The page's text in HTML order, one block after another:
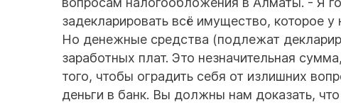
задекларировать всё имущество, которое
Но денежные средства (подлежат
заработных плат. Это незначительная
того, чтобы оградить себя от излишних
деньги в банк. Вы должны нам доказать,